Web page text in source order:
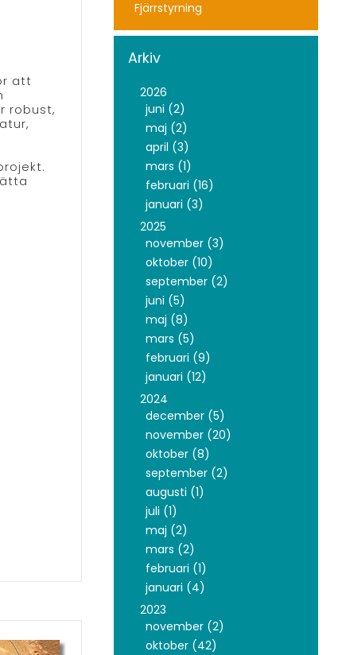
att
robust,
Fjärrstyrning
Arkiv
2026
juni (2)
maj (2)
april (3)
mars (1)
februari (16)
januari (3)
2025
november (3)
oktober (10)
september (2)
juni (5)
maj (8)
mars (5)
februari (9)
januari (12)
2024
december (5)
november (20)
oktober (8)
september (2)
augusti (1)
juli (1)
maj (2)
mars (2)
februari (1)
januari (4)
2023
november (2)
oktober (42)